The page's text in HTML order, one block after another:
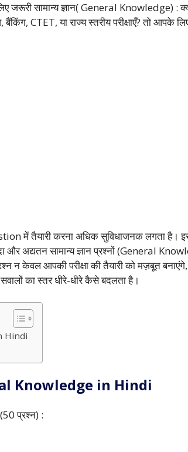
जरूरी सामान्य ज्ञान( General Knowledge) :
बैंकिंग, CTET, या राज्य स्तरीय परीक्षाएँ? तो आपके
में तैयारी करना अधिक सुविधाजनक लगता है।
अद्यतन सामान्य ज्ञान प्रश्नों (General
न केवल आपकी परीक्षा की तैयारी को मज़बूत
का स्तर धीरे-धीरे कैसे बदलता है।
Hindi
Knowledge in Hindi
प्रश्न) :